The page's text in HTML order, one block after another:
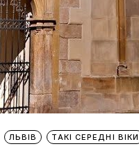
ЛЬВІВ ТАКІ СЕРЕДНІ ВІКИ